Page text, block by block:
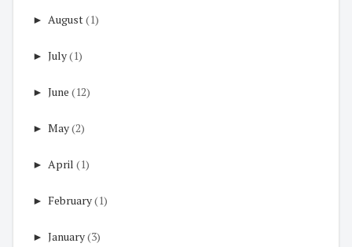
► August(1)
► July(1)
► June (12)
► May(2)
► April (1)
► February(1)
► January(3)